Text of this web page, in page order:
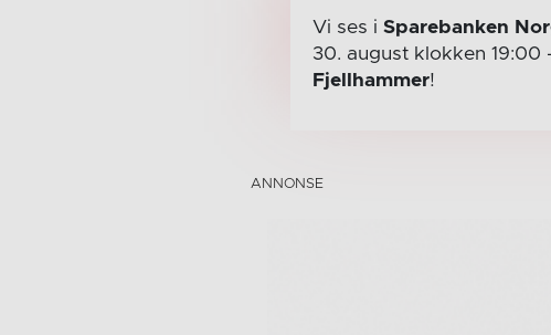
Vi ses i Sparebanken
30. august klokken 19:00
Fjellhammer!